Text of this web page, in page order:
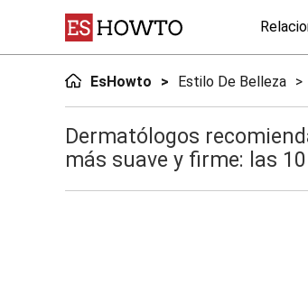
EsHowto Estilo De Belleza
Dermatólogos
más suave y firme: las